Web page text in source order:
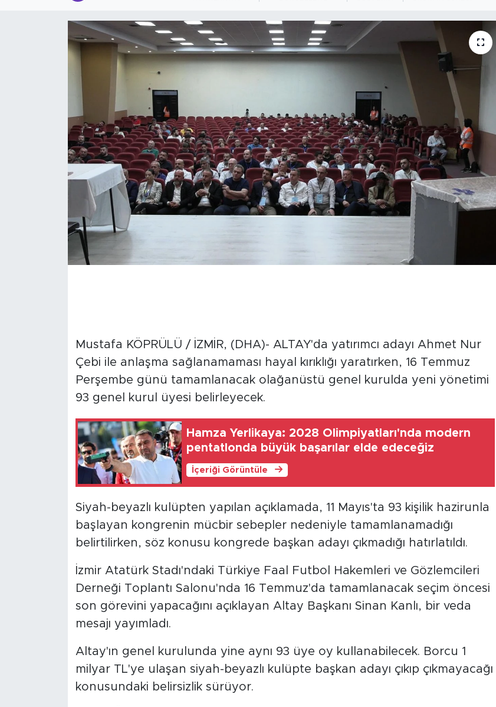
Mustafa KÖPRÜLÜ / İZMİR, (DHA)- ALTAY'da yatırımcı adayı Ahmet Nur
Çebi ile anlaşma sağlanamaması hayal kırıklığı yaratırken, 16 Temmuz
Perşembe günü tamamlanacak olağanüstü genel kurulda yeni yönetimi
93 genel kurul üyesi belirleyecek.
Hamza Yerlikaya: 2028 Olimpiyatları'nda modern
pentatlonda büyük başarılar elde edeceğiz
İçeriği Görüntüle
Siyah-beyazlı kulüpten yapılan açıklamada, 11 Mayıs'ta 93 kişilik hazirunla
başlayan kongrenin mücbir sebepler nedeniyle tamamlanamadığı
belirtilirken, söz konusu kongrede başkan adayı çıkmadığı hatırlatıldı.
İzmir Atatürk Stadı'ndaki Türkiye Faal Futbol Hakemleri ve Gözlemcileri
Derneği Toplantı Salonu'nda 16 Temmuz'da tamamlanacak seçim öncesi
son görevini yapacağını açıklayan Altay Başkanı Sinan Kanlı, bir veda
mesajı yayımladı.
Altay'ın genel kurulunda yine aynı 93 üye oy kullanabilecek. Borcu 1
milyar TL'ye ulaşan siyah-beyazlı kulüpte başkan adayı çıkıp çıkmayacağı
konusundaki belirsizlik sürüyor.